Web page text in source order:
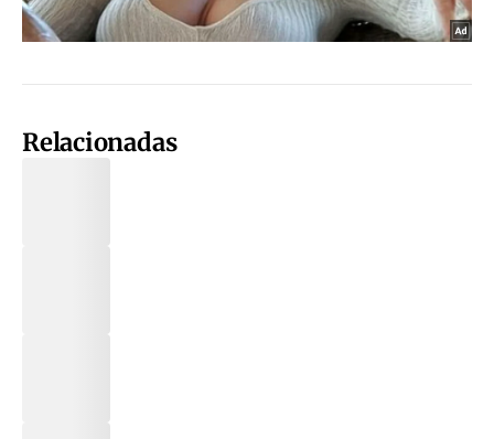
Relacionadas